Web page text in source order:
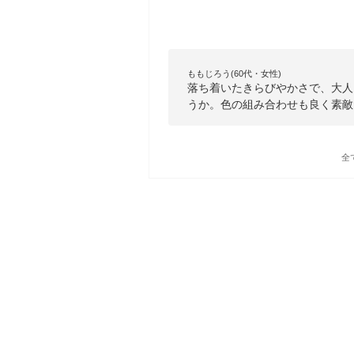
ももじろう(60代・女性)
落ち着いたきらびやかさで、大
うか。色の組み合わせも良く素
全